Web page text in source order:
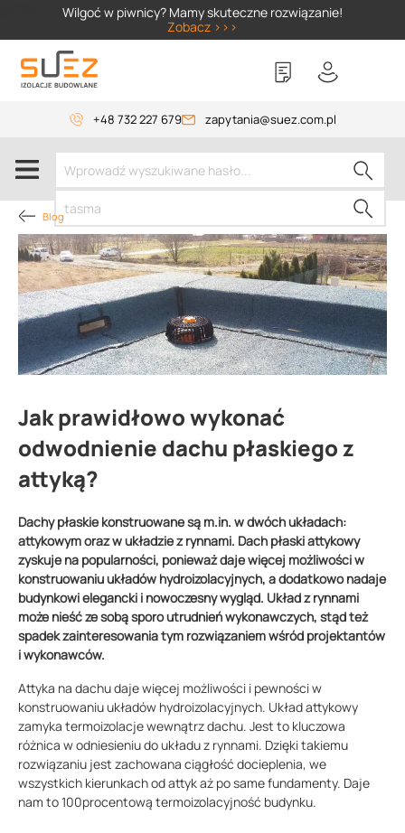
Wilgoć w piwnicy? Mamy skuteczne rozwiązanie!
Zobacz >>>
+48 732 227 679 zapytania@suez.com.pl
Blog
Jak prawidłowo wykonać
odwodnienie dachu płaskiego z
attyką?
Dachy płaskie konstruowane są m.in. w dwóch układach:
attykowym oraz w układzie z rynnami. Dach płaski attykowy
zyskuje na popularności, ponieważ daje więcej możliwości w
konstruowaniu układów hydroizolacyjnych, a dodatkowo nadaje
budynkowi elegancki i nowoczesny wygląd. Układ z rynnami
może nieść ze sobą sporo utrudnień wykonawczych, stąd też
spadek zainteresowania tym rozwiązaniem wśród projektantów
i wykonawców.
Attyka na dachu daje więcej możliwości i pewności w
konstruowaniu układów hydroizolacyjnych. Układ attykowy
zamyka termoizolacje wewnątrz dachu. Jest to kluczowa
różnica w odniesieniu do układu z rynnami. Dzięki takiemu
rozwiązaniu jest zachowana ciągłość docieplenia, we
wszystkich kierunkach od attyk aż po same fundamenty. Daje
nam to 100procentową termoizolacyjność budynku.